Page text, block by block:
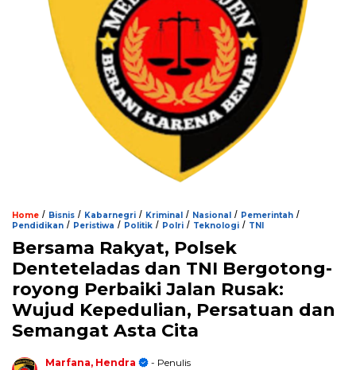
Home / Bisnis / Kabarnegri / Kriminal / Nasional / Pemerintah /
Pendidikan / Peristiwa / Politik / Polri / Teknologi / TNI
Bersama Rakyat, Polsek
Denteteladas dan TNI Bergotong-
royong Perbaiki Jalan Rusak:
Wujud Kepedulian, Persatuan dan
Semangat Asta Cita
Marfana, Hendra
- Penulis